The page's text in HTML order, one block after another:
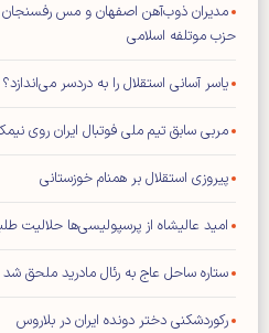
مدیران ذوب‌آهن اصفهان و مس رفسنجان
حزب موتلفه اسلامی
یاسر آسانی استقلال را به دردسر می‌اندازد؟
مربی سابق تیم ملی فوتبال ایران روی
پیروزی استقلال بر همنام خوزستانی
امید عالیشاه از پرسپولیسی‌ها حلالیت
ستاره ساحل عاج به رئال مادرید ملحق شد
رکوردشکنی دختر دونده ایران در بلاروس